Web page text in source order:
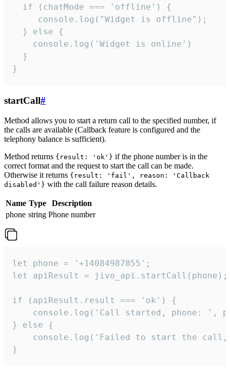
  if (chatMode === 'offline') {
     console.log("Widget is offline");
  } else {
    console.log('Widget is online')
  }
}
startCall#
Method allows you to start a return call to the specified number, if
the calls are available (Callback feature is configured and the
telephony balance is sufficient).
Method returns {result: 'ok'} if the phone number is in the
correct format and the request to start the call can be made.
Otherwise it returns {result: 'fail', reason: 'Callback
disabled'} with the call failure reason details.
Name Type
Description
phone string Phone number
let phone = '+14084987855';
let apiResult = jivo_api.startCall(phone);
if (apiResult.result === 'ok') {
console.log('Call started, phone: ',
} else {
console.log('Failed to start the
}